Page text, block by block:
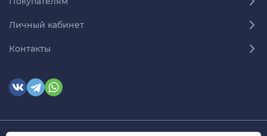
Личный кабинет
Контакты